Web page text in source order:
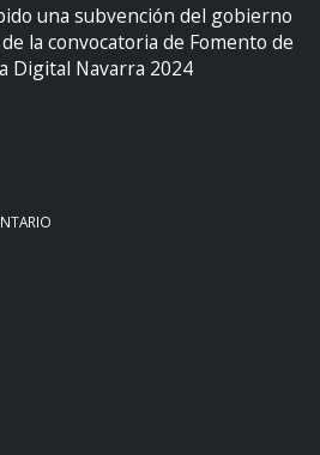
una subvención del gobierno
la convocatoria de Fomento de
Digital Navarra 2024